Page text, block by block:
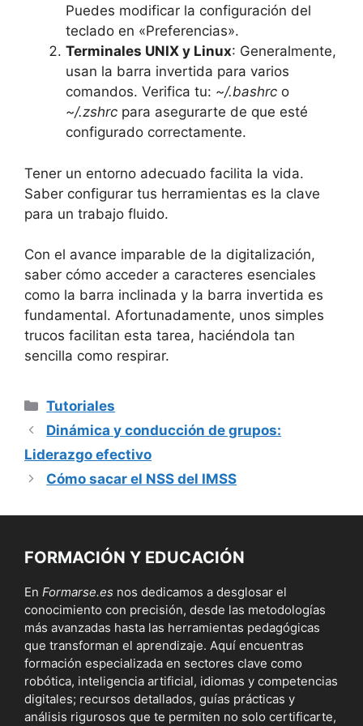
Puedes modificar la configuración del
teclado en «Preferencias».
Terminales UNIX y Linux: Generalmente,
usan la barra invertida para varios
comandos. Verifica tu: ~/.bashrc o
~/.zshrc para asegurarte de que esté
configurado correctamente.
Tener un entorno adecuado facilita la vida.
Saber configurar tus herramientas es la clave
para⁤ un trabajo fluido.
Con el avance imparable de la digitalización,
saber cómo acceder a caracteres esenciales
como la barra inclinada y la barra invertida es
fundamental. Afortunadamente, unos simples
trucos facilitan esta tarea, haciéndola tan
sencilla como respirar.
Categorías
Tutoriales
Dinámica y conducción de grupos:
Liderazgo efectivo
Cómo sacar el NSS del IMSS
FORMACIÓN Y EDUCACIÓN
En Formarse.es nos dedicamos a desglosar el
conocimiento con precisión, desde las metodologías
más avanzadas hasta las herramientas pedagógicas
que transforman el aprendizaje. Aquí encuentras
formación especializada en sectores clave como
robótica, inteligencia artificial, idiomas y competencias
digitales; recursos detallados, guías prácticas y
análisis rigurosos que te permiten no solo certificarte,